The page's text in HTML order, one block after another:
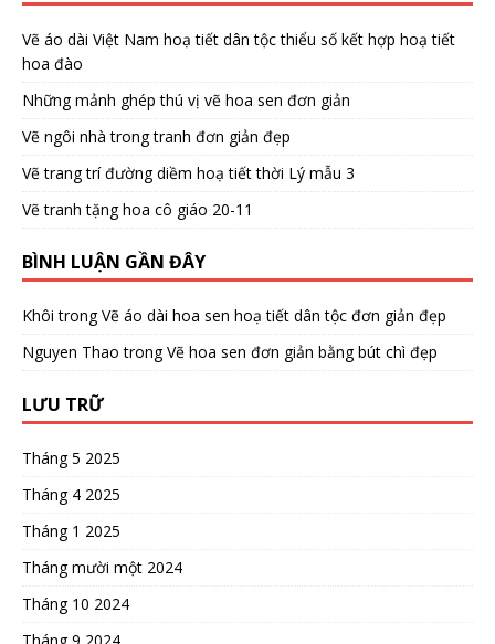
Vẽ áo dài Việt Nam hoạ tiết dân tộc thiểu số kết hợp hoạ tiết
hoa đào
Những mảnh ghép thú vị vẽ hoa sen đơn giản
Vẽ ngôi nhà trong tranh đơn giản đẹp
Vẽ trang trí đường diềm hoạ tiết thời Lý mẫu 3
Vẽ tranh tặng hoa cô giáo 20-11
BÌNH LUẬN GẦN ĐÂY
Khôi trongVẽ áo dài hoa sen hoạ tiết dân tộc đơn giản đẹp
Nguyen Thao trongVẽ hoa sen đơn giản bằng bút chì đẹp
LƯU TRỮ
Tháng 5 2025
Tháng 4 2025
Tháng 1 2025
Tháng mười một 2024
Tháng 10 2024